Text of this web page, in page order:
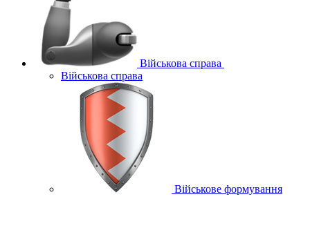
Військова справа
Військова справа
Військове формування